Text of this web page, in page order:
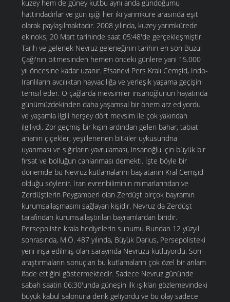
kuzey hem de güney kutbu aynı anda gündoğumu
hattındadırlar ve gün ışığı her iki yarımküre arasında eşit
olarak paylaşılmaktadır. 2008 yılında, kuzey yarımkürede
ekinoks, 20 Mart tarihinde saat 05:48'de gerçekleşmiştir.
Tarih ve gelenek Nevruz geleneğinin tarihin en son Buzul
Çağı'nın bitmesinden hemen önceki günlere yani 15.000
yıl öncesine kadar uzanır. Efsanevi Pers Kralı Cemşid, Indo-
Iranlıların avcılıktan hayvacılığa ve yerleşik yaşama geçişini
temsil eder. O çağlarda mevsimler insanoğlunun hayatında
günümüzdekinden daha yaşamsal bir önem arz ediyordu
ve yaşamla ilgili herşey dört mevsim ile çok yakından
ilgiliydi. Zor geçmiş bir kışın ardından gelen bahar, tabiat
ananın çiçekler, yeşillenenen bitkiler uykusundna
uyanması ve sığırların yavrulaması, insanoğlu için büyük bir
fırsat ve bolluğun canlanması demekti. İşte böyle bir
dönemde bu Nevruz kutlamalarını başlatanın Kral Cemşid
olduğu söylenir. İran evrenbiliminin mimarlarından ve
Zerdüştlerin Peygamberi olan Zerdüşt birçok bayramın
kurumsallaşmasını sağlayan kişidir. Nevruz da Zerdüşt
tarafından kurumsallaştırılan bayramlardan biridir.
Persepoliste krala hediyelerin sunumu Bundan 12 yüzyıl
sonrasında, M.Ö. 487 yılında, Büyük Darius, Persepolisteki
yeni inşa edilmiş olan sarayında Nevruzu kutluyordu. Son
araştırmaların sonuçları bu kutlamaların çok özel bir anlam
ifade ettiğini göstermektedir. Sadece Nevruz gününde
sabah saatin 06:30'unda güneşin ilk ışıkları gözlemevindeki
büyük kabul salonuna denk geliyordu ve bu olay sadece